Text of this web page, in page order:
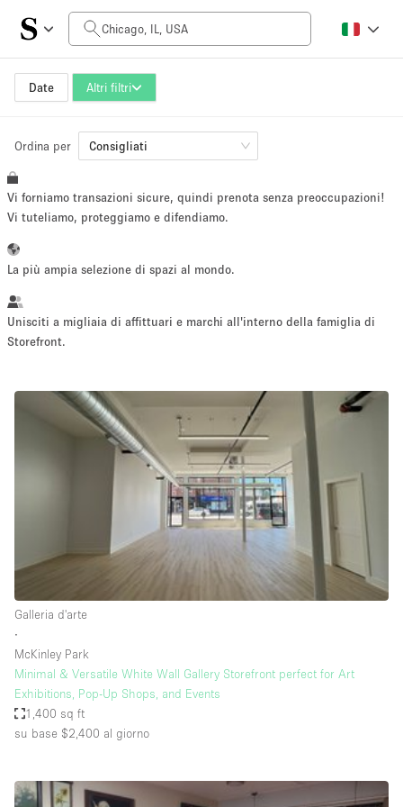
Date Altri filtri
Prezzo al giorno
$0
Dimensioni dello spazio
5000+ sq ft
~ 13 persone
artistico
Conferenza Meeting Ufficio
Condividi
Acquista Condividi
Appartamento/loft
Atelier / Laboratorio
Boutique/negozio
Container
Ordina per Consigliati
Vi forniamo transazioni sicure, quindi prenota senza preoccupazioni!
Vi tuteliamo, proteggiamo e difendiamo.
La più ampia selezione di spazi al mondo.
Unisciti a migliaia di affittuari e marchi all'interno della famiglia di
Storefront.
Galleria d'arte
∙
McKinley Park
Minimal & Versatile White Wall Gallery Storefront perfect for Art
Exhibitions, Pop-Up Shops, and Events
1,400 sq ft
su base $2,400 al giorno